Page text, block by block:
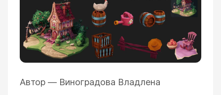
Автор — Виноградова Владлена